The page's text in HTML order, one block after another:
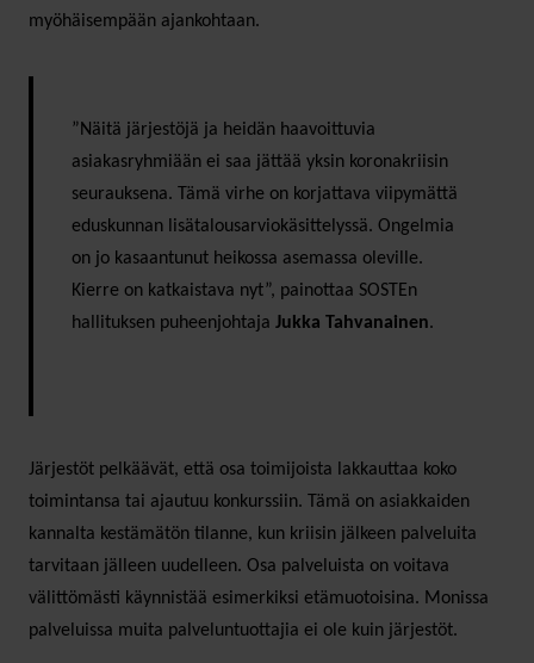
myöhäisempään ajankohtaan.
”Näitä järjestöjä ja heidän haavoittuvia
asiakasryhmiään ei saa jättää yksin koronakriisin
seurauksena. Tämä virhe on korjattava viipymättä
eduskunnan lisätalousarviokäsittelyssä. Ongelmia
on jo kasaantunut heikossa asemassa oleville.
Kierre on katkaistava nyt”, painottaa SOSTEn
hallituksen puheenjohtaja Jukka Tahvanainen.
Järjestöt pelkäävät, että osa toimijoista lakkauttaa koko
toimintansa tai ajautuu konkurssiin. Tämä on asiakkaiden
kannalta kestämätön tilanne, kun kriisin jälkeen palveluita
tarvitaan jälleen uudelleen. Osa palveluista on voitava
välittömästi käynnistää esimerkiksi etämuotoisina. Monissa
palveluissa muita palveluntuottajia ei ole kuin järjestöt.